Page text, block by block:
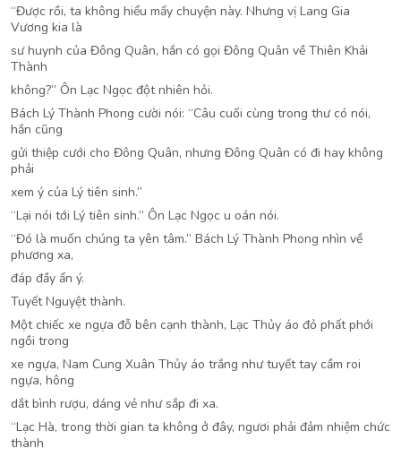
“Được rồi, ta không hiểu mấy chuyện này. Nhưng vị Lang Gia
Vương kia là
sư huynh của Đông Quân, hắn có gọi Đông Quân về Thiên Khải
Thành
không?” Ôn Lạc Ngọc đột nhiên hỏi.
Bách Lý Thành Phong cười nói: “Câu cuối cùng trong thư có nói,
hắn cũng
gửi thiệp cưới cho Đông Quân, nhưng Đông Quân có đi hay không
phải
xem ý của Lý tiên sinh.”
“Lại nói tới Lý tiên sinh.” Ôn Lạc Ngọc u oán nói.
“Đó là muốn chúng ta yên tâm.” Bách Lý Thành Phong nhìn về
phương xa,
đáp đầy ẩn ý.
Tuyết Nguyệt thành.
Một chiếc xe ngựa đỗ bên cạnh thành, Lạc Thủy áo đỏ phất phới
ngồi trong
xe ngựa, Nam Cung Xuân Thủy áo trắng như tuyết tay cầm roi
ngựa, hông
dắt bình rượu, dáng vẻ như sắp đi xa.
“Lạc Hà, trong thời gian ta không ở đây, ngươi phải đảm nhiệm chức
thành